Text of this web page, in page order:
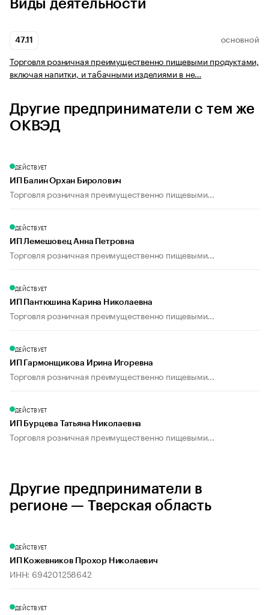
Виды деятельности
47.11 ОСНОВНОЙ
Торговля розничная преимущественно пищевыми продуктами,
включая напитки, и табачными изделиями в не…
Другие предприниматели с тем же
ОКВЭД
ДЕЙСТВУЕТ
ИП Балин Орхан Биролович
Торговля розничная преимущественно пищевыми...
ДЕЙСТВУЕТ
ИП Лемешовец Анна Петровна
Торговля розничная преимущественно пищевыми...
ДЕЙСТВУЕТ
ИП Пантюшина Карина Николаевна
Торговля розничная преимущественно пищевыми...
ДЕЙСТВУЕТ
ИП Гармонщикова Ирина Игоревна
Торговля розничная преимущественно пищевыми...
ДЕЙСТВУЕТ
ИП Бурцева Татьяна Николаевна
Торговля розничная преимущественно пищевыми...
Другие предприниматели в
регионе — Тверская область
ДЕЙСТВУЕТ
ИП Кожевников Прохор Николаевич
ИНН: 694201258642
ДЕЙСТВУЕТ